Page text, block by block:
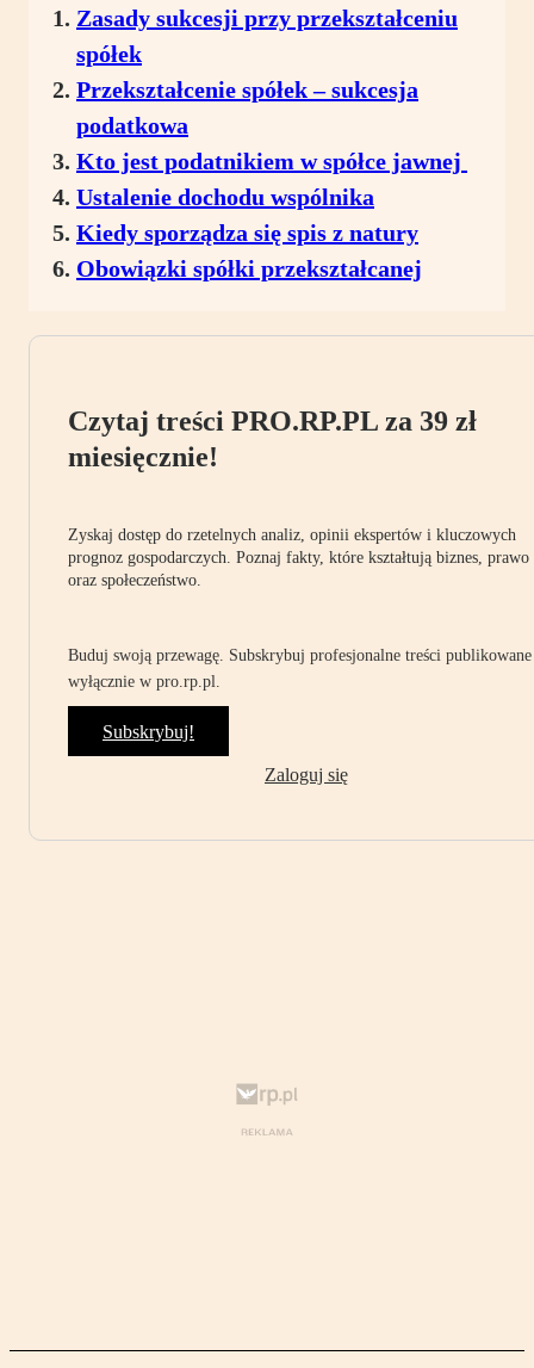
Zasady sukcesji przy przekształceniu
spółek
Przekształcenie spółek – sukcesja
podatkowa
Kto jest podatnikiem w spółce jawnej
Ustalenie dochodu wspólnika
Kiedy sporządza się spis z natury
Obowiązki spółki przekształcanej
Czytaj treści PRO.RP.PL za 39 zł
miesięcznie!
Zyskaj dostęp do rzetelnych analiz, opinii ekspertów i kluczowych
prognoz gospodarczych. Poznaj fakty, które kształtują biznes, prawo
oraz społeczeństwo.
Buduj swoją przewagę. Subskrybuj profesjonalne treści publikowane
wyłącznie w pro.rp.pl.
Subskrybuj!
Zaloguj się